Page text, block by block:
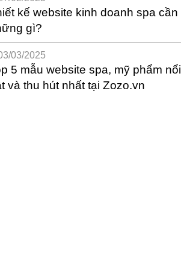
kế website kinh doanh spa cần
gì?
03/2025
5 mẫu website spa, mỹ phẩm nổi
và thu hút nhất tại Zozo.vn